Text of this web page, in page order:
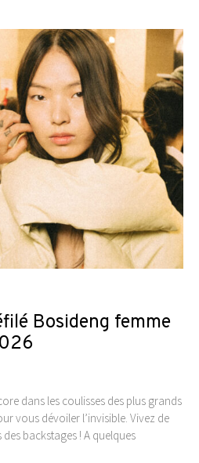
Bosideng femme
dans les coulisses des plus grands
vous dévoiler l’invisible. Vivez de
backstages ! A quelques